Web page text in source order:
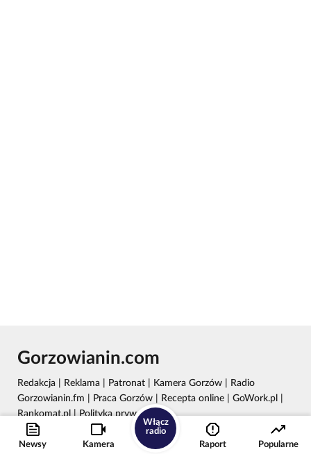
Newsy Kamera
Włącz
radio
Raport
Popularne
Gorzowianin.com
Redakcja Reklama Patronat Kamera Gorzów
Radio
Gorzowianin.fm
Praca Gorzów Recepta online GoWork.pl
Rankomat.pl|Polityka prywatności
Wydawca: REC24 Sp. z o.o.